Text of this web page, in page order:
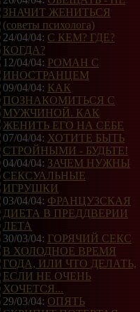
ЗНАЧИТ ЖЕНИТЬСЯ
(советы психолога)
24/04/04: С КЕМ? ГДЕ?
КОГДА?
12/04/04: РОМАН С
ИНОСТРАНЦЕМ
09/04/04: КАК
ПОЗНАКОМИТЬСЯ С
МУЖЧИНОЙ. КАК
ЖЕНИТЬ ЕГО НА СЕБЕ
07/04/04: ХОТИТЕ БЫТЬ
СТРОЙНЫМИ - БУДЬТЕ!
04/04/04: ЗАЧЕМ НУЖНЫ
СЕКСУАЛЬНЫЕ
ИГРУШКИ
03/04/04: ФРАНЦУЗСКАЯ
ДИЕТА В ПРЕДДВЕРИИ
ЛЕТА
30/03/04: ГОРЯЧИЙ СЕКС
В ХОЛОДНОЕ ВРЕМЯ
ГОДА, ИЛИ ЧТО ДЕЛАТЬ,
ЕСЛИ НЕ ОЧЕНЬ
ХОЧЕТСЯ...
29/03/04: ОПЯТЬ